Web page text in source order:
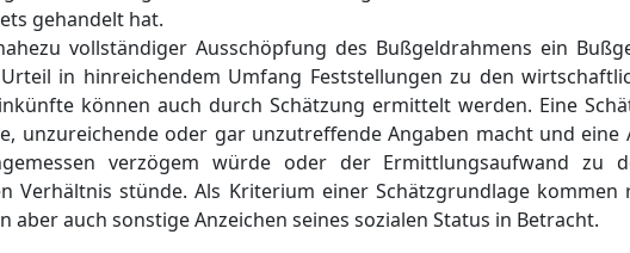
gehandelt hat.
vollständiger Ausschöpfung des Bußgeldrahmens ein
in hinreichendem Umfang Feststellungen zu den
können auch durch Schätzung ermittelt werden. Eine
unzureichende oder gar unzutreffende Angaben macht und eine
verzögem würde oder der Ermittlungsaufwand zu
Verhältnis stünde. Als Kriterium einer Schätzgrundlage
aber auch sonstige Anzeichen seines sozialen Status in Betracht.